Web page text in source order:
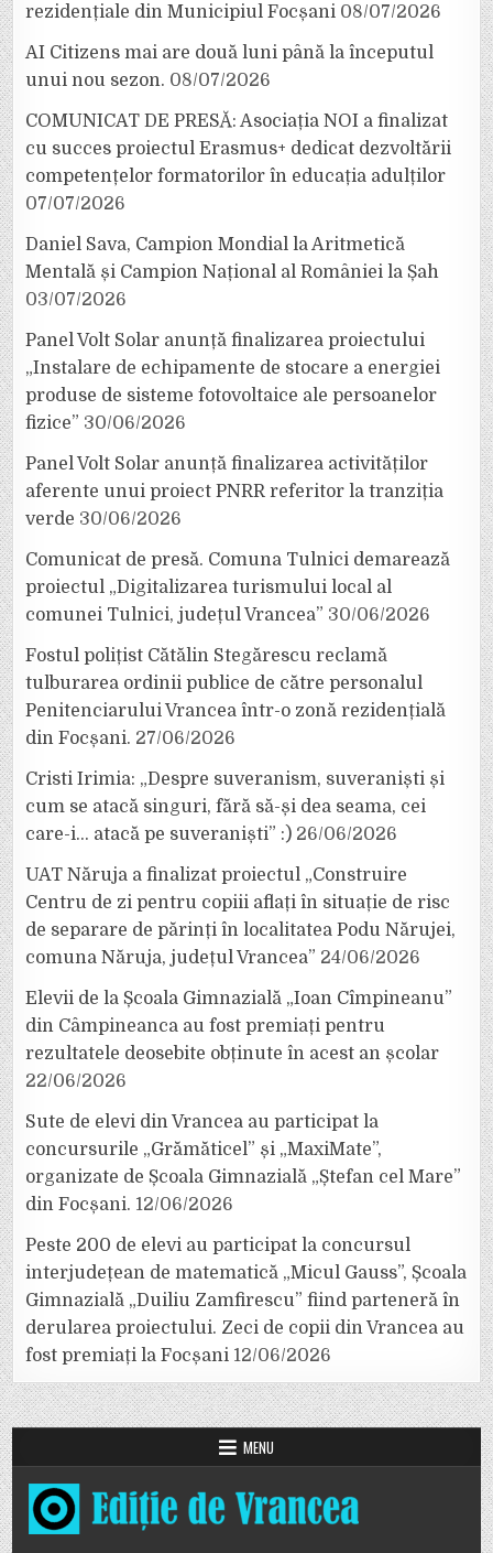
rezidențiale din Municipiul Focșani 08/07/2026
AI Citizens mai are două luni până la începutul
unui nou sezon. 08/07/2026
COMUNICAT DE PRESĂ: Asociația NOI a finalizat
cu succes proiectul Erasmus+ dedicat dezvoltării
competențelor formatorilor în educația adulților
07/07/2026
Daniel Sava, Campion Mondial la Aritmetică
Mentală și Campion Național al României la Șah
03/07/2026
Panel Volt Solar anunță finalizarea proiectului
„Instalare de echipamente de stocare a energiei
produse de sisteme fotovoltaice ale persoanelor
fizice” 30/06/2026
Panel Volt Solar anunță finalizarea activităților
aferente unui proiect PNRR referitor la tranziția
verde 30/06/2026
Comunicat de presă. Comuna Tulnici demarează
proiectul „Digitalizarea turismului local al
comunei Tulnici, județul Vrancea” 30/06/2026
Fostul polițist Cătălin Stegărescu reclamă
tulburarea ordinii publice de către personalul
Penitenciarului Vrancea într-o zonă rezidențială
din Focșani. 27/06/2026
Cristi Irimia: „Despre suveranism, suveraniști și
cum se atacă singuri, fără să-și dea seama, cei
care-i… atacă pe suveraniști” :) 26/06/2026
UAT Năruja a finalizat proiectul „Construire
Centru de zi pentru copiii aflați în situație de risc
de separare de părinți în localitatea Podu Nărujei,
comuna Năruja, județul Vrancea” 24/06/2026
Elevii de la Școala Gimnazială „Ioan Cîmpineanu”
din Câmpineanca au fost premiați pentru
rezultatele deosebite obținute în acest an școlar
22/06/2026
Sute de elevi din Vrancea au participat la
concursurile „Grămăticel” și „MaxiMate”,
organizate de Școala Gimnazială „Ștefan cel Mare”
din Focșani. 12/06/2026
Peste 200 de elevi au participat la concursul
interjudețean de matematică „Micul Gauss”, Școala
Gimnazială „Duiliu Zamfirescu” fiind parteneră în
derularea proiectului. Zeci de copii din Vrancea au
fost premiați la Focșani 12/06/2026
MENU